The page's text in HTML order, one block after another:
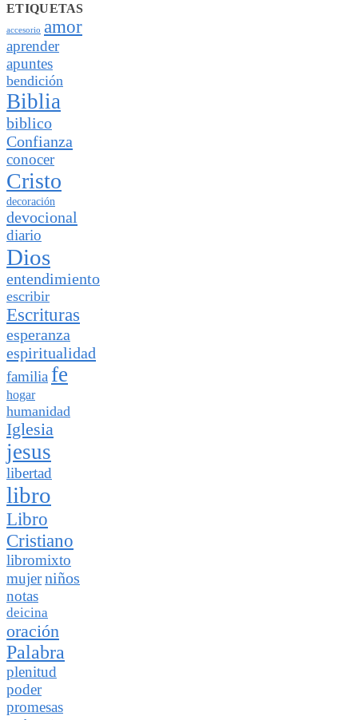
ETIQUETAS
accesorio amor
aprender
apuntes
bendición
Biblia
biblico
Confianza
conocer
Cristo
decoración
devocional
diario
Dios
entendimiento
escribir
Escrituras
esperanza
espiritualidad
familia fe
hogar
humanidad
Iglesia
jesus
libertad
libro
Libro
Cristiano
libromixto
mujerniños
notas
deicina
oración
Palabra
plenitud
poder
promesas